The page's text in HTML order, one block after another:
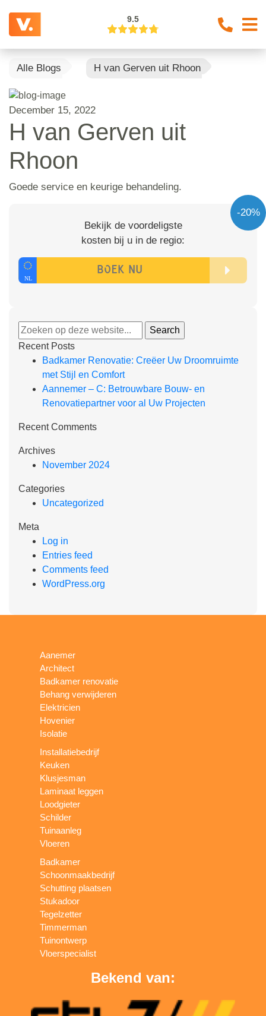
9.5
Alle Blogs H van Gerven uit Rhoon
December 15, 2022
H van Gerven uit
Rhoon
Goede service en keurige behandeling.
-20%
Bekijk de voordeligste
kosten bij u in de regio:
Recent Posts
Badkamer Renovatie: Creëer Uw Droomruimte
met Stijl en Comfort
Aannemer – C: Betrouwbare Bouw- en
Renovatiepartner voor al Uw Projecten
Recent Comments
Archives
November 2024
Categories
Uncategorized
Meta
Log in
Entries feed
Comments feed
WordPress.org
Aanemer
Architect
Badkamer renovatie
Behang verwijderen
Elektricien
Hovenier
Isolatie
Installatiebedrijf
Keuken
Klusjesman
Laminaat leggen
Loodgieter
Schilder
Tuinaanleg
Vloeren
Badkamer
Schoonmaakbedrijf
Schutting plaatsen
Stukadoor
Tegelzetter
Timmerman
Tuinontwerp
Vloerspecialist
Bekend van: